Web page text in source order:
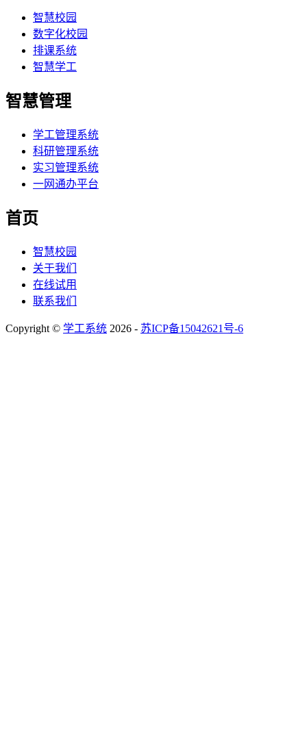
智慧校园
数字化校园
排课系统
智慧学工
智慧管理
学工管理系统
科研管理系统
实习管理系统
一网通办平台
首页
智慧校园
关于我们
在线试用
联系我们
Copyright © 学工系统 2026 - 苏ICP备15042621号-6